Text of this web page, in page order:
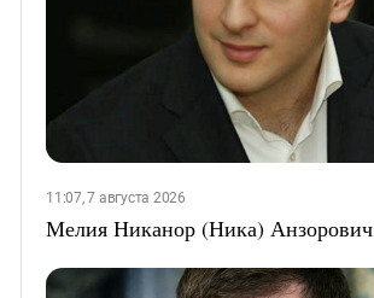
11:07, 7 августа 2026
Мелия Никанор (Ника) Анзорович